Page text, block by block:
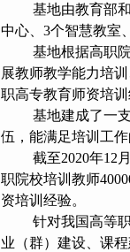
基地由教育部
中心、 3个智慧教室
基地根据高职
展教师教学能力培
职高专教育师资培
基地建成了一
伍，能满足培训工
截至2020年12
职院校培训教师
资培训经验。
针对我国高等
业（群）建设、课